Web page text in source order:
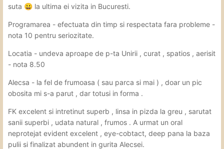
suta 😀 la ultima ei vizita in Bucuresti.
Programarea - efectuata din timp si respectata fara probleme -
nota 10 pentru seriozitate.
Locatia - undeva aproape de p-ta Unirii , curat , spatios , aerisit
- nota 8.50
Alecsa - la fel de frumoasa ( sau parca si mai ) , doar un pic
obosita mi s-a parut , dar totusi in forma .
FK excelent si intretinut superb , linsa in pizda la greu , sarutat
sanii superbi , udata natural , frumos . A urmat un oral
neprotejat evident excelent , eye-cobtact, deep pana la baza
pulii si finalizat abundent in gurita Alecsei.